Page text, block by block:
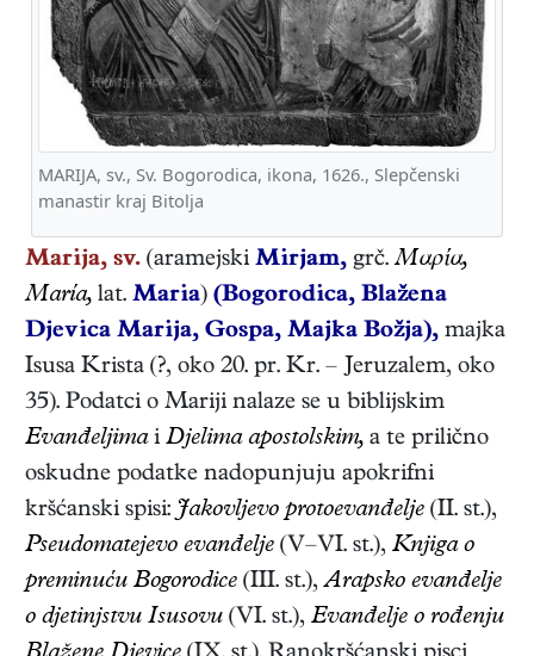
MARIJA, sv., Sv. Bogorodica, ikona, 1626., Slepčenski
manastir kraj Bitolja
Marija, sv. (aramejski Mirjam, grč.Μαρία,
María, lat. Maria) (Bogorodica, Blažena
Djevica Marija, Gospa, Majka Božja), majka
Isusa Krista (?, oko 20. pr. Kr. – Jeruzalem, oko
35). Podatci o Mariji nalaze se u biblijskim
Evanđeljimai Djelima apostolskim, a te prilično
oskudne podatke nadopunjuju apokrifni
kršćanski spisi: Jakovljevo protoevanđelje (II. st.),
Pseudomatejevo evanđelje (V–VI. st.), Knjiga o
preminuću Bogorodice (III. st.),Arapsko evanđelje
o djetinjstvu Isusovu (VI. st.), Evanđelje o rođenju